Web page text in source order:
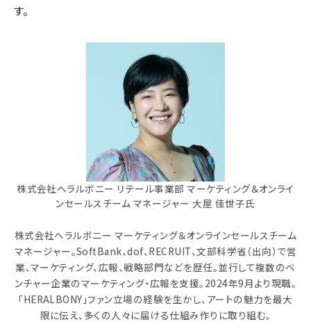
す。
株式会社ヘラルボニー リテール事業部 マーケティング＆オンライ
ンセールスチーム マネージャー 大屋 佳世子氏
株式会社ヘラルボニー マーケティング＆オンラインセールスチーム
マネージャー。SoftBank、dof、RECRUIT、文部科学省（出向）で営
業、マーケティング、広報、戦略部門などを歴任。並行して複数のベ
ンチャー企業のマーケティング・広報を支援。2024年9月より現職。
「HERALBONY」ファン立場の経験を生かし、アートの魅力を最大
限に伝え、多くの人々に届ける仕組み作りに取り組む。